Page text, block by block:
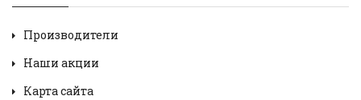
Производители
Наши акции
Карта сайта